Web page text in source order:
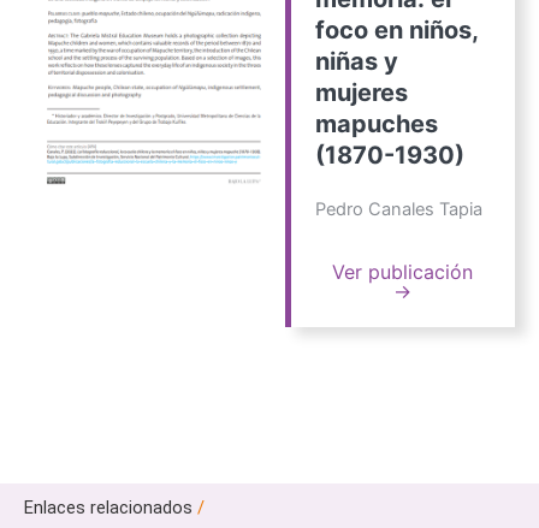
foco en niños,
niñas y
mujeres
mapuches
(1870-1930)
Pedro Canales Tapia
Ver publicación
→
Enlaces relacionados /